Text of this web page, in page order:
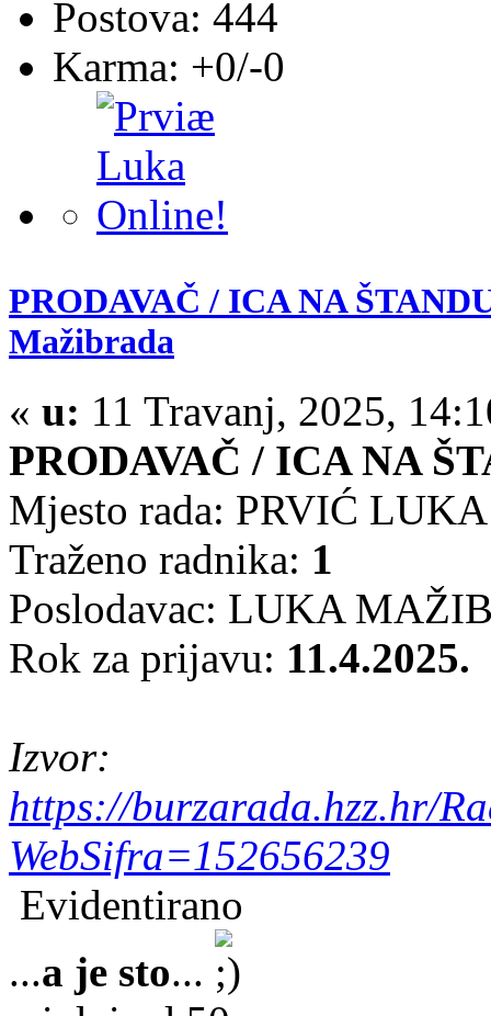
Postova: 444
Karma: +0/-0
PRODAVAČ / ICA NA
Mažibrada
« u: 11 Travanj, 2025,
PRODAVAČ / ICA NA
Mjesto rada: PRVIĆ LUKA
Traženo radnika: 1
Poslodavac: LUKA
Rok za prijavu: 11.4.2025.
Izvor:
https://burzarada.hzz.hr/
WebSifra=152656239
Evidentirano
...a je sto...